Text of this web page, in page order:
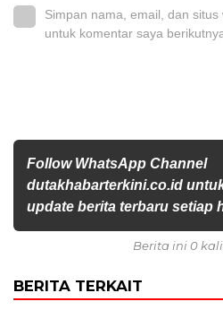
Simpan nama, email, dan
untuk komentar saya
Follow WhatsApp Channel
dutakhabarterkini.co.id
update berita terbaru setiap
Berita ini 0
BERITA TERKAIT